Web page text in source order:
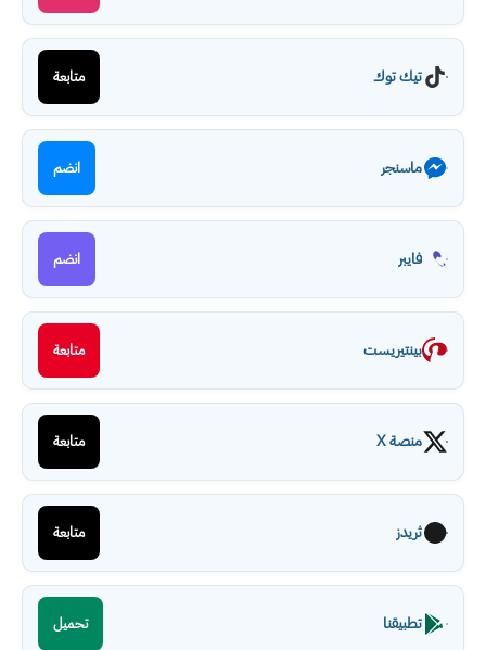
تيك توك متابعة
ماسنجر انضم
فايبر انضم
بينتيريست متابعة
منصة X متابعة
ثريدز متابعة
تطبيقنا تحميل